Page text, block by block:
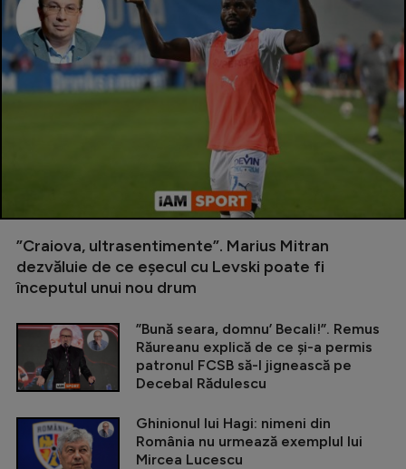
”Craiova, ultrasentimente”. Marius Mitran
dezvăluie de ce eșecul cu Levski poate fi
începutul unui nou drum
”Bună seara, domnu’ Becali!”. Remus
Răureanu explică de ce și-a permis
patronul FCSB să-l jignească pe
Decebal Rădulescu
Ghinionul lui Hagi: nimeni din
România nu urmează exemplul lui
Mircea Lucescu